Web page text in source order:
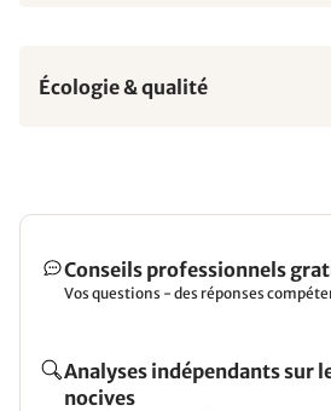
Écologie & qualité
Conseils professionnels
Vos questions - des réponses
Analyses indépendants sur
nocives